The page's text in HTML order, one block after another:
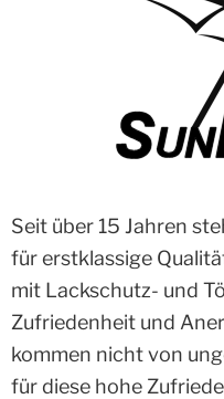
Seit über 15 Jahren
für erstklassige
mit Lackschutz- und
Zufriedenheit und
kommen nicht von
für diese hohe